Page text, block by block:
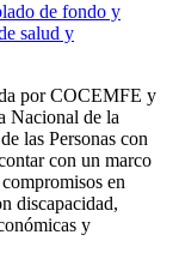
por COCEMFE y
Nacional de la
las Personas con
con un marco
en
discapacidad,
y